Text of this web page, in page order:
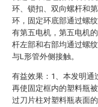
环、锁扣、双向螺杆和
环，固定环底部通过螺
有第五电机，第五电机
杆左部和右部均通过螺
与L形管外侧接触。
有益效果：1、本发明通
再使固定框内的塑料瓶
过刀片柱对塑料瓶表面